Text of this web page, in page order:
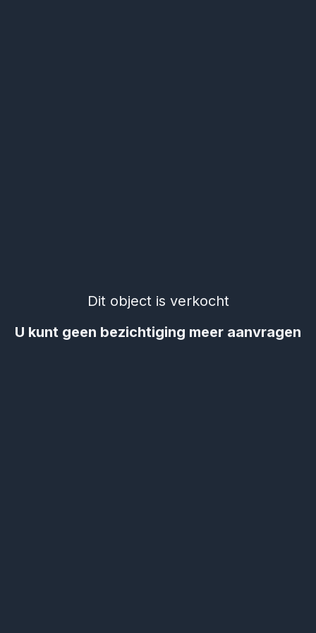
Dit object is verkocht
U kunt geen bezichtiging meer aanvragen